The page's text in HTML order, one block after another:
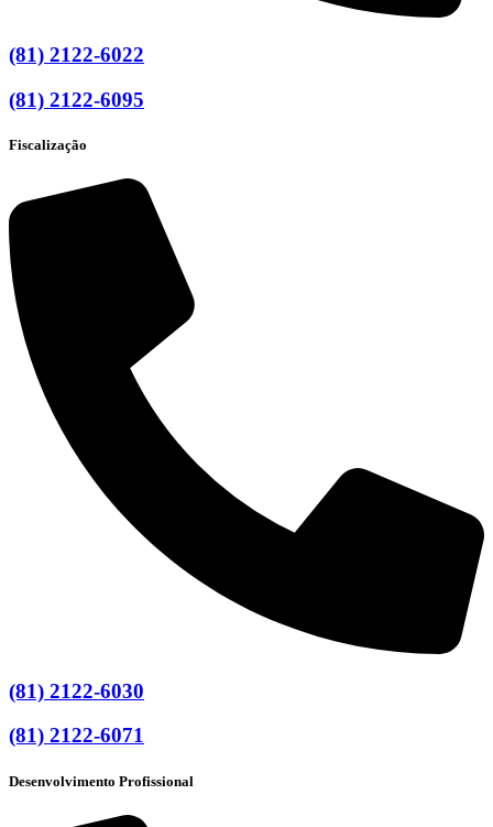
(81) 2122-6022
(81) 2122-6095
Fiscalização
(81) 2122-6030
(81) 2122-6071
Desenvolvimento Profissional